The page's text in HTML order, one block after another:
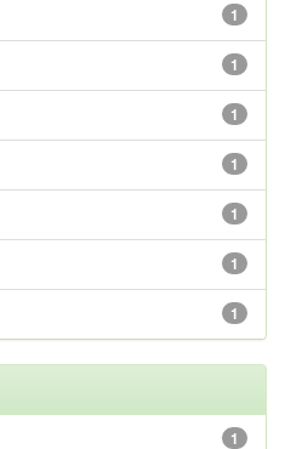
1
1
1
1
1
1
1
1